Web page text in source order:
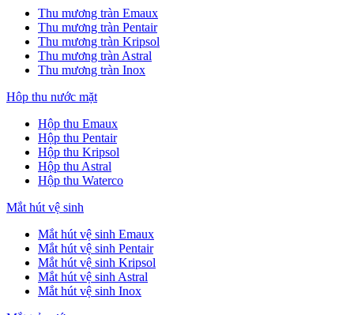
Thu mương tràn Emaux
Thu mương tràn Pentair
Thu mương tràn Kripsol
Thu mương tràn Astral
Thu mương tràn Inox
Hôp thu nước mặt
Hộp thu Emaux
Hộp thu Pentair
Hộp thu Kripsol
Hộp thu Astral
Hộp thu Waterco
Mắt hút vệ sinh
Mắt hút vệ sinh Emaux
Mắt hút vệ sinh Pentair
Mắt hút vệ sinh Kripsol
Mắt hút vệ sinh Astral
Mắt hút vệ sinh Inox